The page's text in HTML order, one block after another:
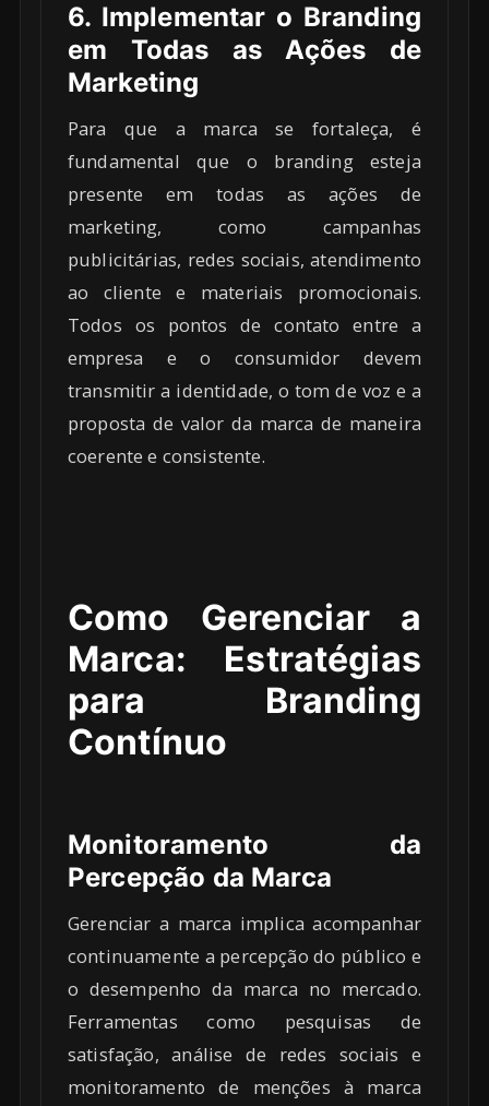
6. Implementar o Branding
em Todas as Ações de
Marketing
Para que a marca se fortaleça, é
fundamental que o branding esteja
presente em todas as ações de
marketing, como campanhas
publicitárias, redes sociais, atendimento
ao cliente e materiais promocionais.
Todos os pontos de contato entre a
empresa e o consumidor devem
transmitir a identidade, o tom de voz e a
proposta de valor da marca de maneira
coerente e consistente.
Como Gerenciar a
Marca: Estratégias
para Branding
Contínuo
Monitoramento da
Percepção da Marca
Gerenciar a marca implica acompanhar
continuamente a percepção do público e
o desempenho da marca no mercado.
Ferramentas como pesquisas de
satisfação, análise de redes sociais e
monitoramento de menções à marca